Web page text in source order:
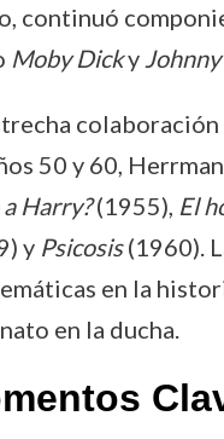
continuó
Moby Dicky
50 y 60,
Harry?(1955), El
y Psicosis(1960).
en la
en la ducha.